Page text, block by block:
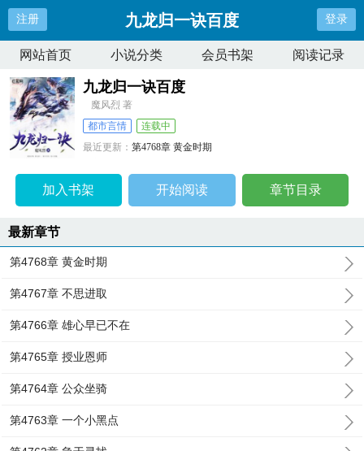
注册 九龙归一诀百度 登录
网站首页 小说分类 会员书架 阅读记录
九龙归一诀百度
魔风烈 著
都市言情
连载中
最近更新：第4768章 黄金时期
加入书架 开始阅读 章节目录
最新章节
第4768章 黄金时期
第4767章 不思进取
第4766章 雄心早已不在
第4765章 授业恩师
第4764章 公众坐骑
第4763章 一个小黑点